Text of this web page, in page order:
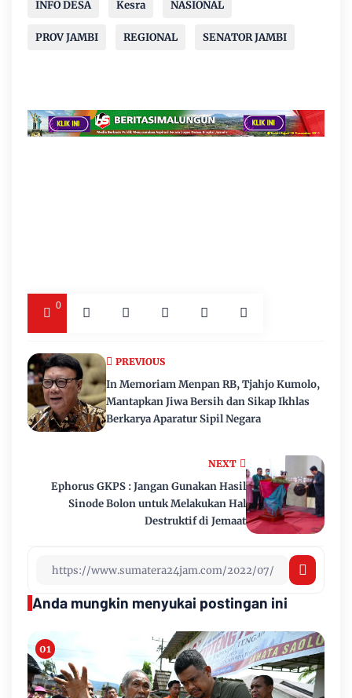
INFO DESA Kesra NASIONAL
PROV JAMBI REGIONAL SENATOR JAMBI
0
NEXT
Ephorus GKPS : Jangan Gunakan Hasil
Sinode Bolon untuk Melakukan Hal
Destruktif di Jemaat
PREVIOUS
In Memoriam Menpan RB, Tjahjo Kumolo,
Mantapkan Jiwa Bersih dan Sikap Ikhlas
Berkarya Aparatur Sipil Negara
Anda mungkin menyukai postingan ini